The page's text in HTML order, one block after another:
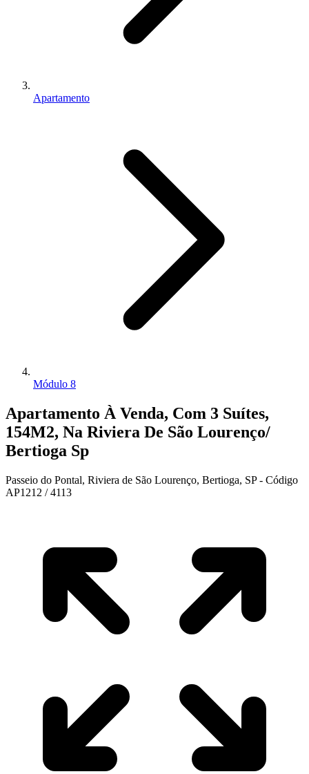
Apartamento
Módulo 8
Apartamento À Venda, Com 3 Suítes,
154M2, Na Riviera De São Lourenço/
Bertioga Sp
Passeio do Pontal, Riviera de São Lourenço, Bertioga, SP - Código
AP1212 / 4113